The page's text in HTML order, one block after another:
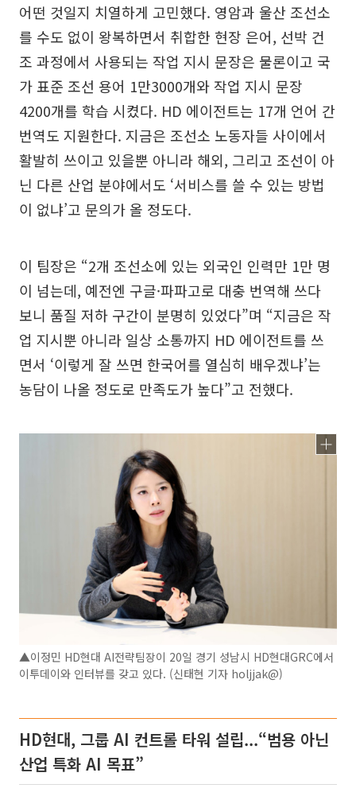
어떤 것일지 치열하게 고민했다. 영암과 울산 조선소
를 수도 없이 왕복하면서 취합한 현장 은어, 선박 건
조 과정에서 사용되는 작업 지시 문장은 물론이고 국
가 표준 조선 용어 1만3000개와 작업 지시 문장
4200개를 학습 시켰다. HD 에이전트는 17개 언어 간
번역도 지원한다. 지금은 조선소 노동자들 사이에서
활발히 쓰이고 있을뿐 아니라 해외, 그리고 조선이 아
닌 다른 산업 분야에서도 ‘서비스를 쓸 수 있는 방법
이 없냐’고 문의가 올 정도다.
이 팀장은 “2개 조선소에 있는 외국인 인력만 1만 명
이 넘는데, 예전엔 구글·파파고로 대충 번역해 쓰다
보니 품질 저하 구간이 분명히 있었다”며 “지금은 작
업 지시뿐 아니라 일상 소통까지 HD 에이전트를 쓰
면서 ‘이렇게 잘 쓰면 한국어를 열심히 배우겠냐’는
농담이 나올 정도로 만족도가 높다”고 전했다.
▲이정민 HD현대 AI전략팀장이 20일 경기 성남시 HD현대GRC에서
이투데이와 인터뷰를 갖고 있다. (신태현 기자 holjjak@)
HD현대, 그룹 AI 컨트롤 타워 설립...“범용 아닌
산업 특화 AI 목표”